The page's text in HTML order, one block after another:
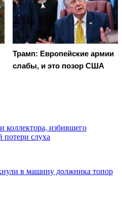
Трамп: Европейские армии
слабы, и это позор США
коллектора, избившего
потери слуха
в машину должника топор